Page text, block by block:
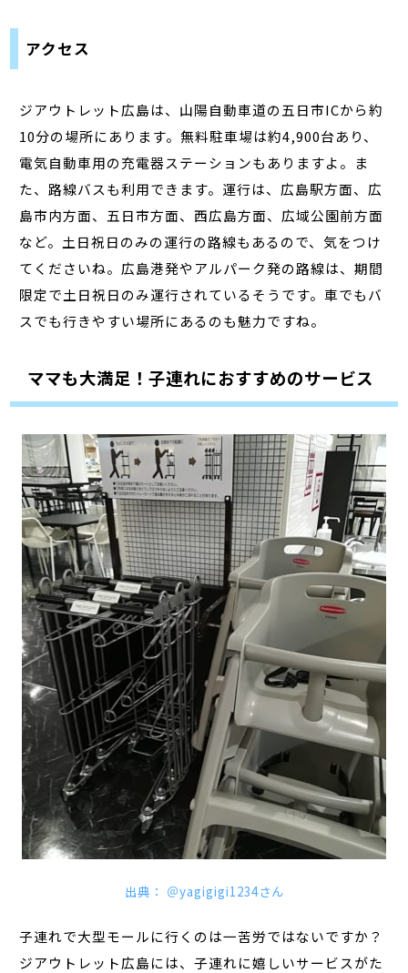
アクセス
ジアウトレット広島は、山陽自動車道の五日市ICから約
10分の場所にあります。無料駐車場は約4,900台あり、
電気自動車用の充電器ステーションもありますよ。ま
た、路線バスも利用できます。運行は、広島駅方面、広
島市内方面、五日市方面、西広島方面、広域公園前方面
など。土日祝日のみの運行の路線もあるので、気をつけ
てくださいね。広島港発やアルパーク発の路線は、期間
限定で土日祝日のみ運行されているそうです。車でもバ
スでも行きやすい場所にあるのも魅力ですね。
ママも大満足！子連れにおすすめのサービス
出典： ＠yagigigi1234さん
子連れで大型モールに行くのは一苦労ではないですか？
ジアウトレット広島には、子連れに嬉しいサービスがた